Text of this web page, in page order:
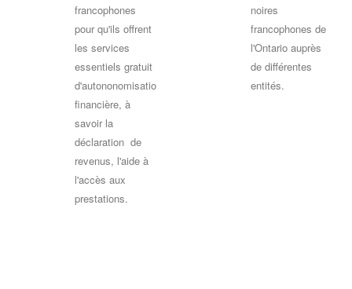
francophones
pour qu'ils offrent
les services
essentiels gratuit
d'autononomisation
financière, à
savoir la
déclaration de
revenus, l'aide à
l'accès aux
prestations.
noires
francophones de
l'Ontario auprès
de différentes
entités.